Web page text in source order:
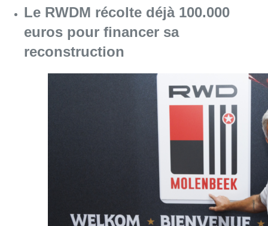
Le RWDM récolte déjà 100.000
euros pour financer sa
reconstruction